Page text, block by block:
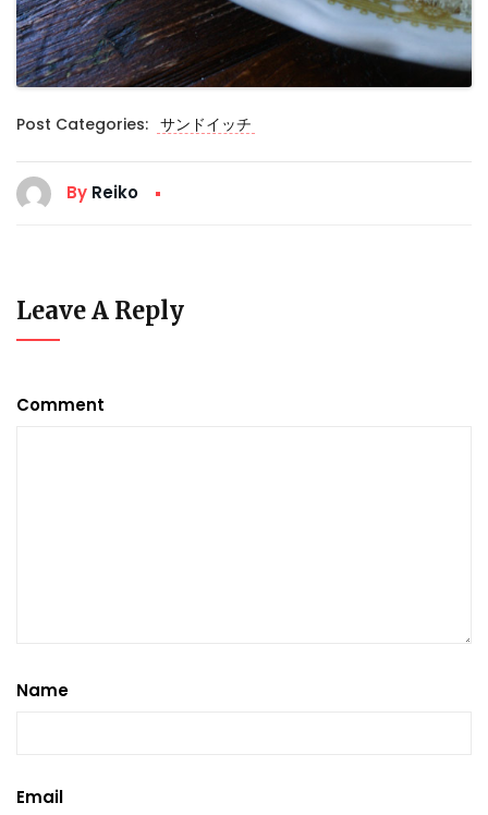
Post Categories: サンドイッチ
By Reiko
Leave A Reply
Comment
Name
Email